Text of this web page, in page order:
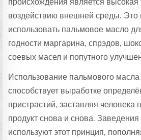
воздействию внешней среды. Это
использовать пальмовое масло
годности маргарина, спрэдов,
соевых масел и попутного
Использование пальмового масла
способствует выработке
пристрастий, заставляя человека
продукт снова и снова.
используют этот принцип,